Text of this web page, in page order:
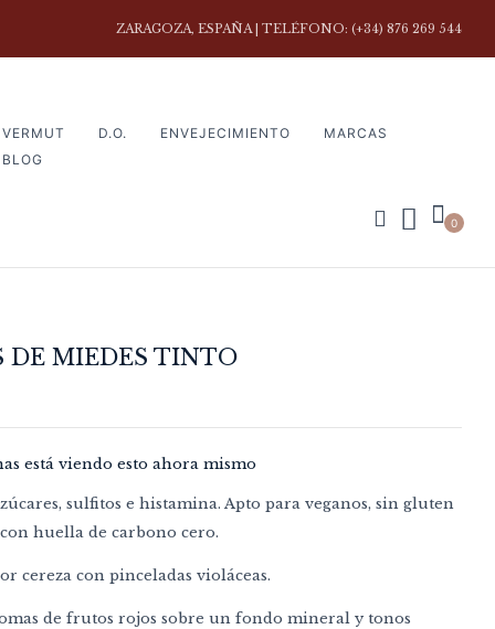
ZARAGOZA, ESPAÑA | TELÉFONO: (+34) 876 269 544
VERMUT D.O. ENVEJECIMIENTO
MARCAS
BLOG
0
DE MIEDES TINTO
está viendo esto ahora mismo
sulfitos e histamina. Apto para veganos, sin gluten
huella de carbono cero.
cereza con pinceladas violáceas.
de frutos rojos sobre un fondo mineral y tonos
no será publicada.